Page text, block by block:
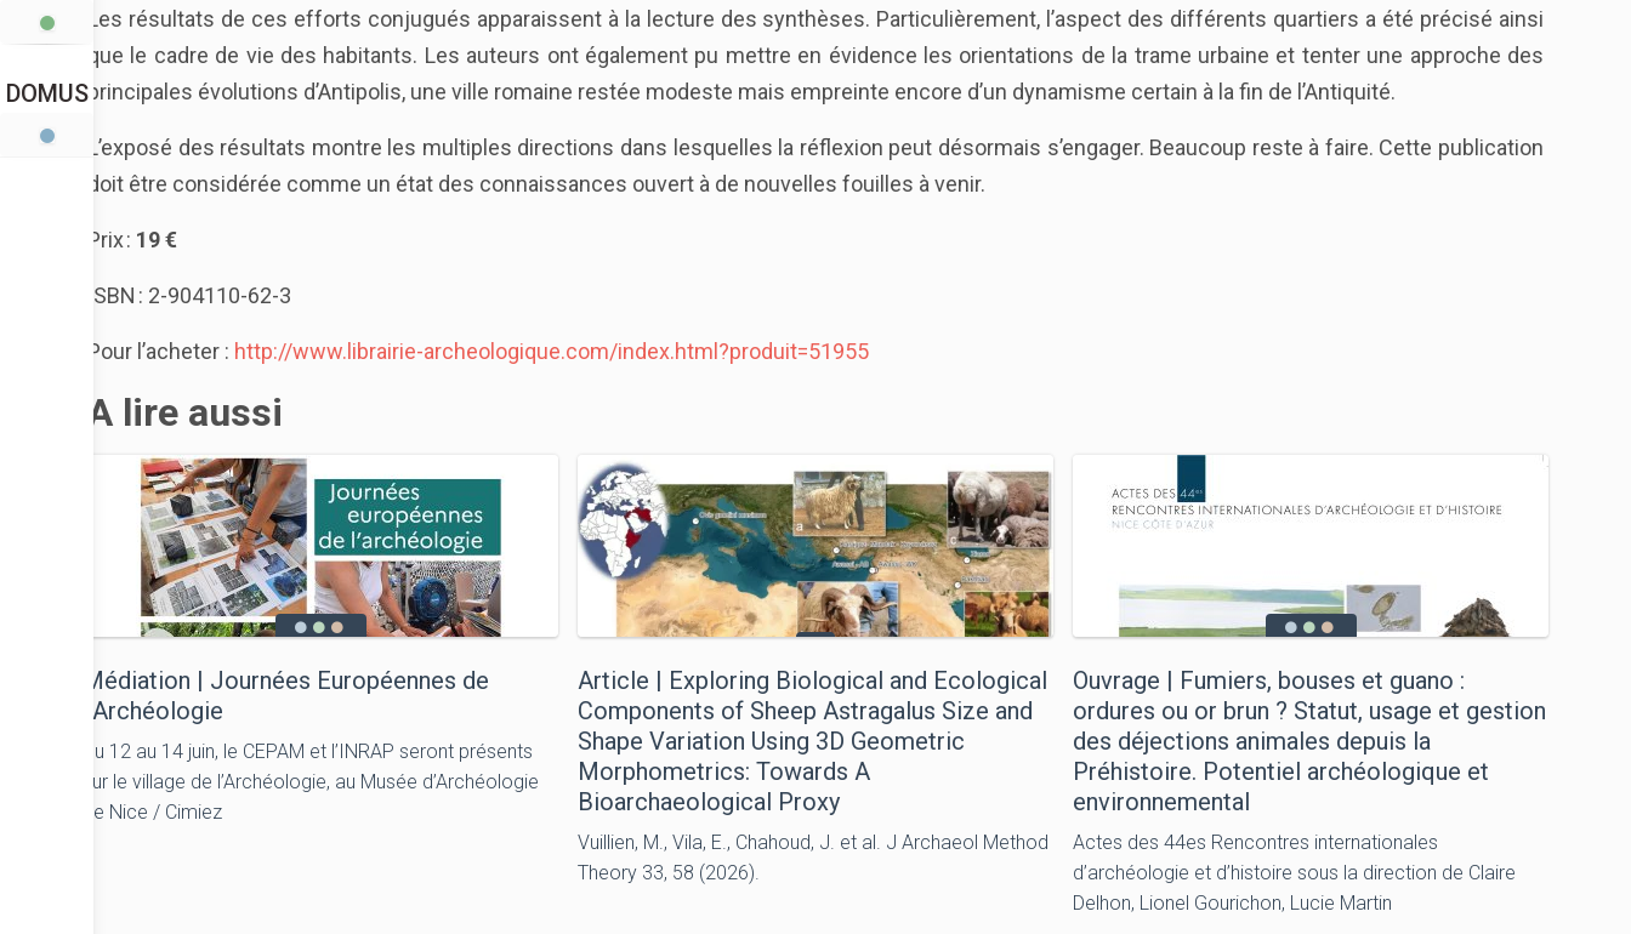
DOMUS
Les résultats de ces efforts conjugués apparaissent à la lecture des synthèses. Particulièrement, l’aspect des différents quartiers a été précisé ainsi
que le cadre de vie des habitants. Les auteurs ont également pu mettre en évidence les orientations de la trame urbaine et tenter une approche des
principales évolutions d’Antipolis, une ville romaine restée modeste mais empreinte encore d’un dynamisme certain à la fin de l’Antiquité.
L’exposé des résultats montre les multiples directions dans lesquelles la réflexion peut désormais s’engager. Beaucoup reste à faire. Cette publication
doit être considérée comme un état des connaissances ouvert à de nouvelles fouilles à venir.
Prix : 19 €
ISBN : 2-904110-62-3
Pour l’acheter : http://www.librairie-archeologique.com/index.html?produit=51955
A lire aussi
Médiation | Journées Européennes de
l’Archéologie
Du 12 au 14 juin, le CEPAM et l’INRAP seront présents
sur le village de l’Archéologie, au Musée d’Archéologie
de Nice / Cimiez
Article | Exploring Biological and Ecological
Components of Sheep Astragalus Size and
Shape Variation Using 3D Geometric
Morphometrics: Towards A
Bioarchaeological Proxy
Vuillien, M., Vila, E., Chahoud, J. et al. J Archaeol Method
Theory 33, 58 (2026).
Ouvrage | Fumiers, bouses et guano :
ordures ou or brun ? Statut, usage et gestion
des déjections animales depuis la
Préhistoire. Potentiel archéologique et
environnemental
Actes des 44es Rencontres internationales
d’archéologie et d’histoire sous la direction de Claire
Delhon, Lionel Gourichon, Lucie Martin